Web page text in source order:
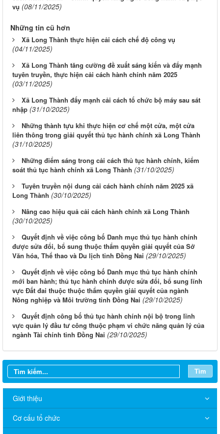
vụ (08/11/2025)
Những tin cũ hơn
Xã Long Thành thực hiện cải cách chế độ công vụ
(04/11/2025)
Xã Long Thành tăng cường đề xuất sáng kiến và đẩy mạnh
tuyên truyền, thực hiện cải cách hành chính năm 2025
(03/11/2025)
Xã Long Thành đẩy mạnh cải cách tổ chức bộ máy sau sát
nhập (31/10/2025)
Những thành tựu khi thực hiện cơ chế một cửa, một cửa
liên thông trong giải quyết thủ tục hành chính xã Long Thành
(31/10/2025)
Những điểm sáng trong cải cách thủ tục hành chính, kiểm
soát thủ tục hành chính xã Long Thành (31/10/2025)
Tuyên truyền nội dung cải cách hành chính năm 2025 xã
Long Thành (30/10/2025)
Nâng cao hiệu quả cải cách hành chính xã Long Thành
(30/10/2025)
Quyết định về việc công bố Danh mục thủ tục hành chính
được sửa đổi, bổ sung thuộc thẩm quyền giải quyết của Sở
Văn hóa, Thể thao và Du lịch tỉnh Đồng Nai (29/10/2025)
Quyết định về việc công bố Danh mục thủ tục hành chính
mới ban hành; thủ tục hành chính được sửa đổi, bổ sung lĩnh
vực Đất đai thuộc thuộc thẩm quyền giải quyết của ngành
Nông nghiệp và Môi trường tỉnh Đồng Nai (29/10/2025)
Quyết định công bố thủ tục hành chính nội bộ trong lĩnh
vực quản lý đầu tư công thuộc phạm vi chức năng quản lý của
ngành Tài chính tỉnh Đồng Nai (29/10/2025)
Tìm
Giới thiệu
Cơ cấu tổ chức